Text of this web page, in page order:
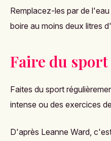
Remplacez-les par de
boire au moins deux litres
Faire du sport
Faites du sport
intense ou des exercices
D'après Leanne Ward,